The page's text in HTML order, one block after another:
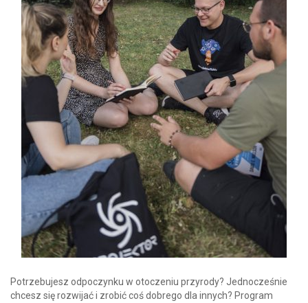
Potrzebujesz odpoczynku w otoczeniu przyrody? Jednocześnie
chcesz się rozwijać i zrobić coś dobrego dla innych? Program